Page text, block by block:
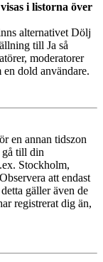
i listorna över
alternativet Dölj
till Ja så
moderatorer
dold användare.
en annan tidszon
gå till din
Stockholm,
att endast
gäller även de
registrerat dig än,